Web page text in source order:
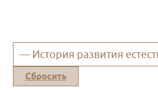
— История развития
Сбросить